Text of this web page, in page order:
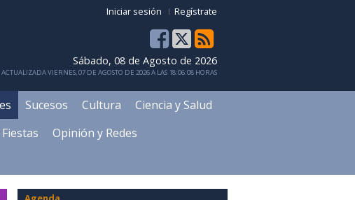
Iniciar sesión Regístrate
Sábado, 08 de Agosto de 2026
ACTUALIZADA VIERNES, 07 DE AGOSTO DE 2026 A LAS 18:06:08 HORAS
Sucesos Cultura
Ciencia y Salud
Opinión y Redes